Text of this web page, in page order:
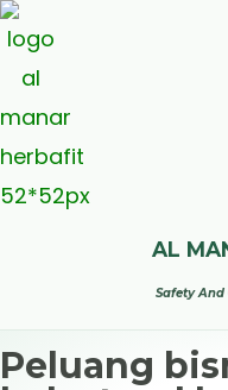
AL
Safety And
Peluang